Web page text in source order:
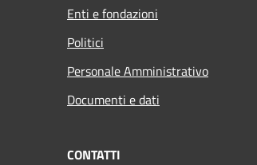
Enti e fondazioni
Politici
Personale Amministrativo
Documenti e dati
CONTATTI